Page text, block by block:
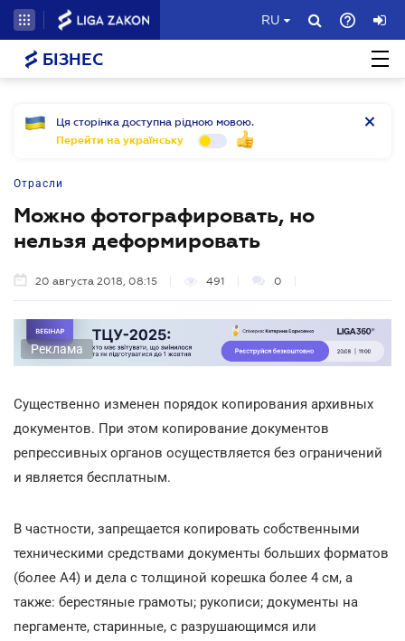
RU
БІЗНЕС
Ця сторінка доступна рідною мовою.
Перейти на українську
Отрасли
Можно фотографировать, но
нельзя деформировать
20 августа 2018, 08:15 491 0
Реклама
Существенно изменен порядок копирования архивных
документов. При этом копирование документов
репрессивных органов осуществляется без ограничений
и является бесплатным.
В частности, запрещается копировать собственными
техническими средствами документы больших форматов
(более А4) и дела с толщиной корешка более 4 см, а
также: берестяные грамоты; рукописи; документы на
пергаменте, старинные, с разрушающимся или